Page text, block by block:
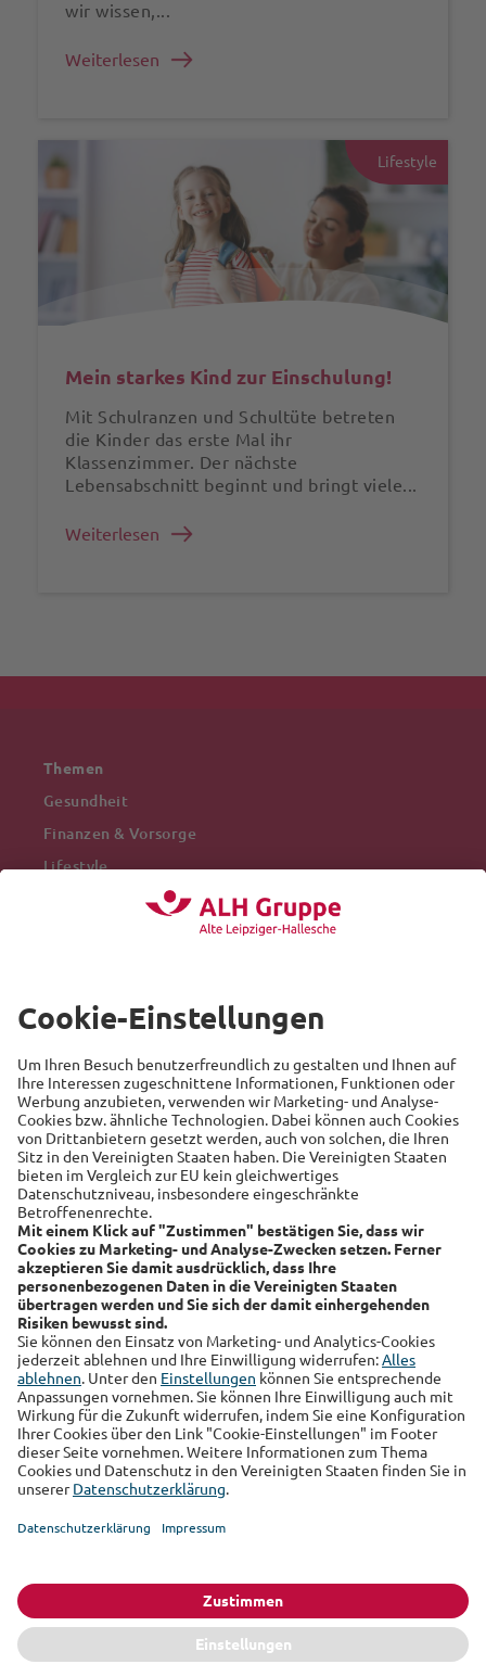
wir wissen,...
Weiterlesen
Lifestyle
Mein starkes Kind zur Einschulung!
Mit Schulranzen und Schultüte betreten
die Kinder das erste Mal ihr
Klassenzimmer. Der nächste
Lebensabschnitt beginnt und bringt viele...
Weiterlesen
Themen
Gesundheit
Finanzen & Vorsorge
Lifestyle
Recht
Auto
Sicherheit
Familie
Links
Alte Leipziger
Hallesche
RSS-Feed
Über uns
Kundenmagazin
Datenschutz Impressum Cookie Einstellungen